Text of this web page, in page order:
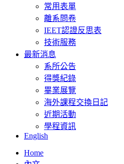
常用表單
離系問卷
IEET認證反思表
技術服務
最新消息
系所公告
得獎紀錄
畢業展覽
海外課程交換日記
近期活動
學程資訊
English
Home